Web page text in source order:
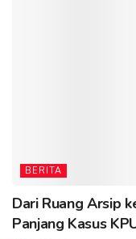
BERITA
Dari Ruang Arsip
Panjang Kasus